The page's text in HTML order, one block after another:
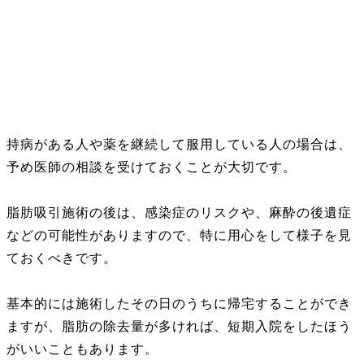
持病がある人や薬を継続して服用している人の場合は、
予め医師の相談を受けておくことが大切です。
脂肪吸引施術の後は、感染症のリスクや、麻酔の後遺症
などの可能性がありますので、特に用心をして様子を見
ておくべきです。
基本的には施術したその日のうちに帰宅することができ
ますが、脂肪の除去量が多ければ、短期入院をしたほう
がいいこともあります。